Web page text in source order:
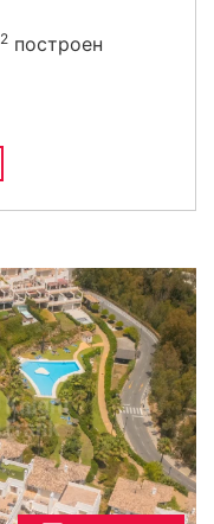
2 построен